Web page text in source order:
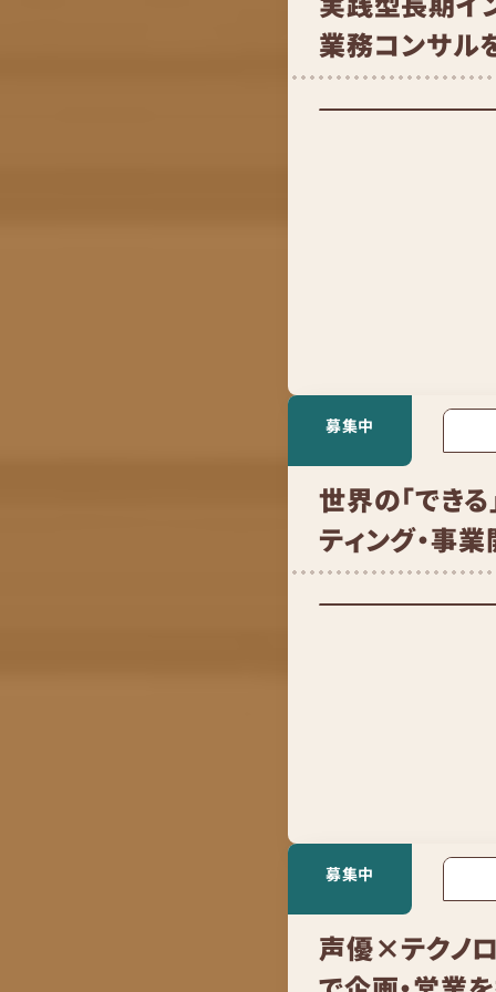
業務コンサル
募集中
世界の「でき
ティング・事
募集中
声優×テクノ